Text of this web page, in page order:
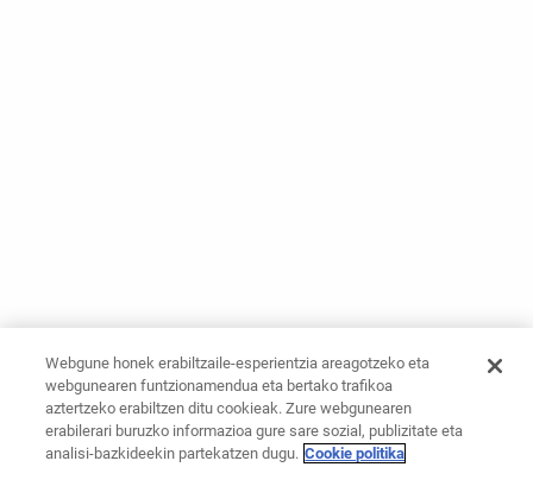
Webgune honek erabiltzaile-esperientzia areagotzeko eta
webgunearen funtzionamendua eta bertako trafikoa
aztertzeko erabiltzen ditu cookieak. Zure webgunearen
erabilerari buruzko informazioa gure sare sozial, publizitate eta
analisi-bazkideekin partekatzen dugu. Cookie politika